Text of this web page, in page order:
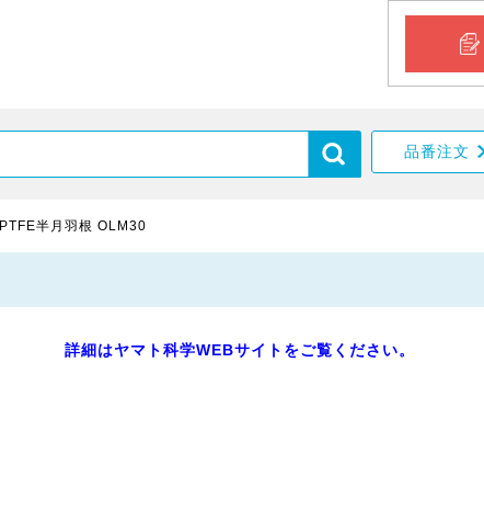
品番注文
PTFE半月羽根 OLM30
詳細はヤマト科学WEBサイトをご覧ください。